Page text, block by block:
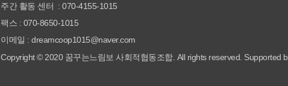
주간 활동 센터 : 070-4155-1015
팩스 : 070-8650-1015
이메일 : dreamcoop1015@naver.com
Copyright©2020 꿈꾸는느림보 사회적협동조합. All rights reserved. Supported